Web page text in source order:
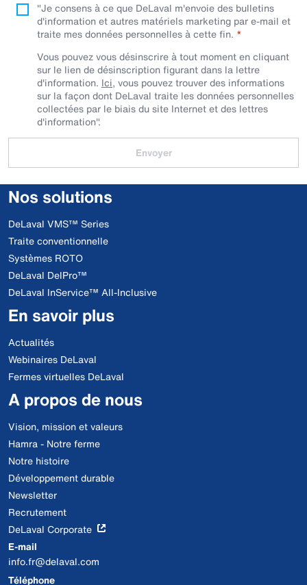
"Je consens à ce que DeLaval m'envoie des bulletins
d'information et autres matériels marketing par e-mail et
traite mes données personnelles à cette fin.
Vous pouvez vous désinscrire à tout moment en cliquant
sur le lien de désinscription figurant dans la lettre
d'information. Ici, vous pouvez trouver des informations
sur la façon dont DeLaval traite les données personnelles
collectées par le biais du site Internet et des lettres
d'information".
Envoyer
Nos solutions
DeLaval VMS™ Series
Traite conventionnelle
Systèmes ROTO
DeLaval DelPro™
DeLaval InService™ All-Inclusive
En savoir plus
Actualités
Webinaires DeLaval
Fermes virtuelles DeLaval
A propos de nous
Vision, mission et valeurs
Hamra - Notre ferme
Notre histoire
Développement durable
Newsletter
Recrutement
DeLaval Corporate
E-mail
info.fr@delaval.com
Téléphone